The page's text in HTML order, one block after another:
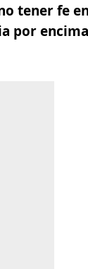
tener fe
por